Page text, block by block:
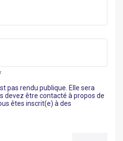
pas rendu publique. Elle sera
devez être contacté à propos de
êtes inscrit(e) à des